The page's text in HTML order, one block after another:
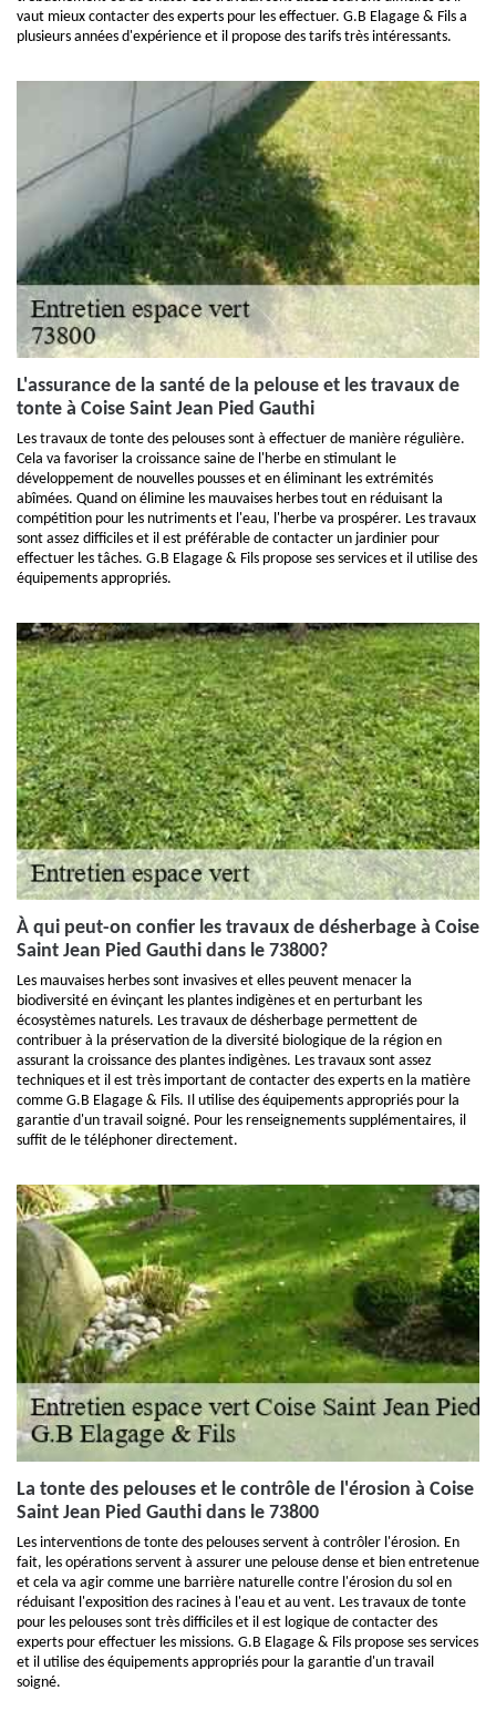
vaut mieux contacter des experts pour les effectuer. G.B Elagage & Fils a
plusieurs années d'expérience et il propose des tarifs très intéressants.
L'assurance de la santé de la pelouse et les travaux de
tonte à Coise Saint Jean Pied Gauthi
Les travaux de tonte des pelouses sont à effectuer de manière régulière.
Cela va favoriser la croissance saine de l'herbe en stimulant le
développement de nouvelles pousses et en éliminant les extrémités
abîmées. Quand on élimine les mauvaises herbes tout en réduisant la
compétition pour les nutriments et l'eau, l'herbe va prospérer. Les travaux
sont assez difficiles et il est préférable de contacter un jardinier pour
effectuer les tâches. G.B Elagage & Fils propose ses services et il utilise des
équipements appropriés.
À qui peut-on confier les travaux de désherbage à Coise
Saint Jean Pied Gauthi dans le 73800?
Les mauvaises herbes sont invasives et elles peuvent menacer la
biodiversité en évinçant les plantes indigènes et en perturbant les
écosystèmes naturels. Les travaux de désherbage permettent de
contribuer à la préservation de la diversité biologique de la région en
assurant la croissance des plantes indigènes. Les travaux sont assez
techniques et il est très important de contacter des experts en la matière
comme G.B Elagage & Fils. Il utilise des équipements appropriés pour la
garantie d'un travail soigné. Pour les renseignements supplémentaires, il
suffit de le téléphoner directement.
La tonte des pelouses et le contrôle de l'érosion à Coise
Saint Jean Pied Gauthi dans le 73800
Les interventions de tonte des pelouses servent à contrôler l'érosion. En
fait, les opérations servent à assurer une pelouse dense et bien entretenue
et cela va agir comme une barrière naturelle contre l'érosion du sol en
réduisant l'exposition des racines à l'eau et au vent. Les travaux de tonte
pour les pelouses sont très difficiles et il est logique de contacter des
experts pour effectuer les missions. G.B Elagage & Fils propose ses services
et il utilise des équipements appropriés pour la garantie d'un travail
soigné.